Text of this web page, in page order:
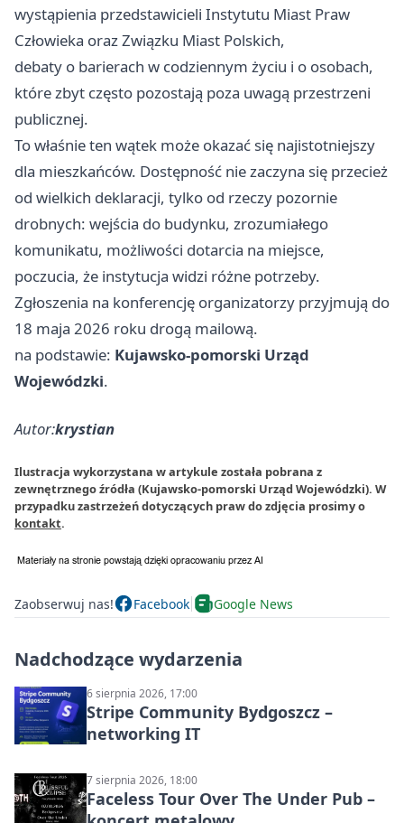
wystąpienia przedstawicieli Instytutu Miast Praw
Człowieka oraz Związku Miast Polskich,
debaty o barierach w codziennym życiu i o osobach,
które zbyt często pozostają poza uwagą przestrzeni
publicznej.
To właśnie ten wątek może okazać się najistotniejszy
dla mieszkańców. Dostępność nie zaczyna się przecież
od wielkich deklaracji, tylko od rzeczy pozornie
drobnych: wejścia do budynku, zrozumiałego
komunikatu, możliwości dotarcia na miejsce,
poczucia, że instytucja widzi różne potrzeby.
Zgłoszenia na konferencję organizatorzy przyjmują do
18 maja 2026 roku drogą mailową.
na podstawie: Kujawsko-pomorski Urząd
Wojewódzki.
Autor:krystian
Ilustracja wykorzystana w artykule została pobrana z
zewnętrznego źródła (Kujawsko-pomorski Urząd Wojewódzki). W
przypadku zastrzeżeń dotyczących praw do zdjęcia prosimy o
kontakt.
Zaobserwuj nas! Facebook Google News
Nadchodzące wydarzenia
6 sierpnia 2026, 17:00
Stripe Community Bydgoszcz –
networking IT
7 sierpnia 2026, 18:00
Faceless Tour Over The Under Pub –